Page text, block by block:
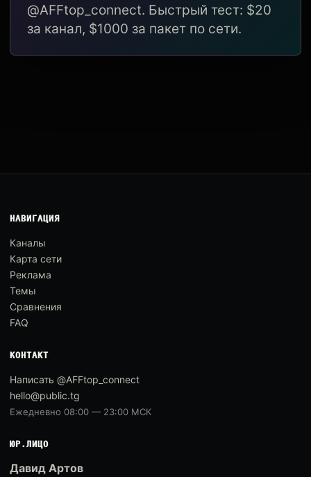
@AFFtop_connect. Быстрый тест: $20
за канал, $1000 за пакет по сети.
НАВИГАЦИЯ
Каналы
Карта сети
Реклама
Темы
Сравнения
FAQ
КОНТАКТ
Написать @AFFtop_connect
hello@public.tg
Ежедневно 08:00 — 23:00 МСК
ЮР.ЛИЦО
Давид Артов